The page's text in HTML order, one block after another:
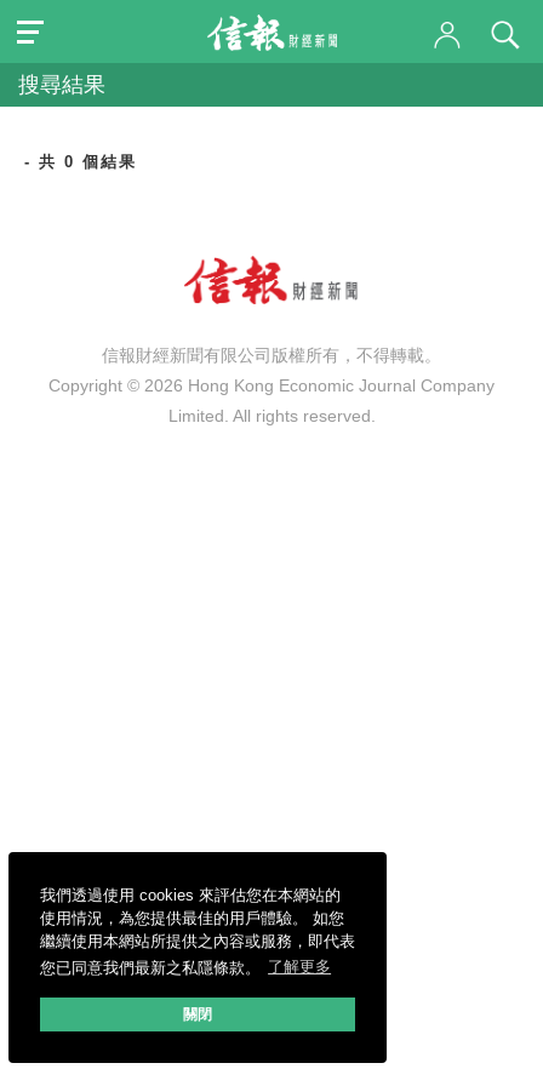
我們透過使用 cookies 來評估您在本網站的
使用情況，為您提供最佳的用戶體驗。 如您
繼續使用本網站所提供之內容或服務，即代表
您已同意我們最新之私隱條款。
了解更多
關閉
搜尋結果
- 共 0 個結果
信報財經新聞有限公司版權所有，不得轉載。
Copyright © 2026 Hong Kong Economic Journal Company
Limited. All rights reserved.